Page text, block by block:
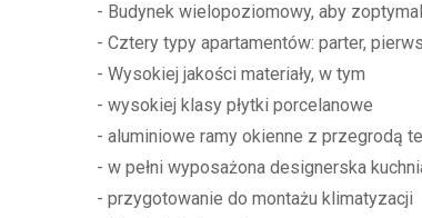
- Budynek wielopoziomowy, aby
- Cztery typy apartamentów: parter,
- Wysokiej jakości materiały, w tym
- wysokiej klasy płytki porcelanowe
- aluminiowe ramy okienne z przegrodą
- w pełni wyposażona designerska
- przygotowanie do montażu klimatyzacji